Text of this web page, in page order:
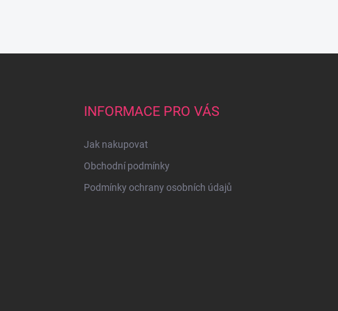
INFORMACE PRO VÁS
Jak nakupovat
Obchodní podmínky
Podmínky ochrany osobních údajů